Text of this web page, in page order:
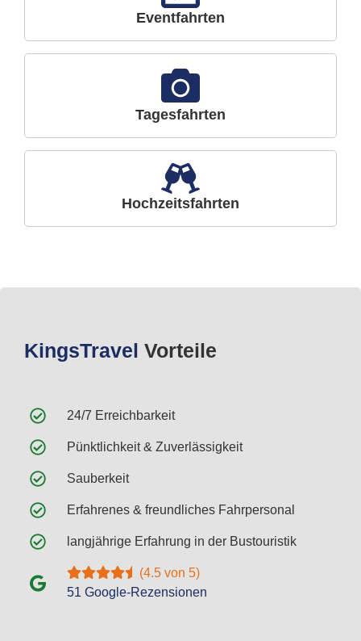
Eventfahrten
Tagesfahrten
Hochzeitsfahrten
KingsTravel Vorteile
24/7 Erreichbarkeit
Pünktlichkeit & Zuverlässigkeit
Sauberkeit
Erfahrenes & freundliches Fahrpersonal
langjährige Erfahrung in der Bustouristik
(4.5 von 5)
51 Google-Rezensionen